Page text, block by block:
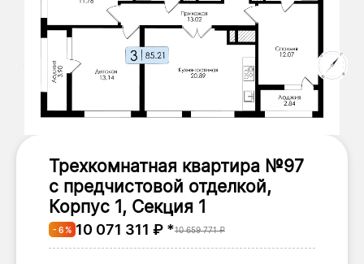
Трехкомнатная квартира №97
с предчистовой отделкой,
Корпус 1, Секция 1
- 6 % 10 071 311 ₽ *10 659 771 ₽